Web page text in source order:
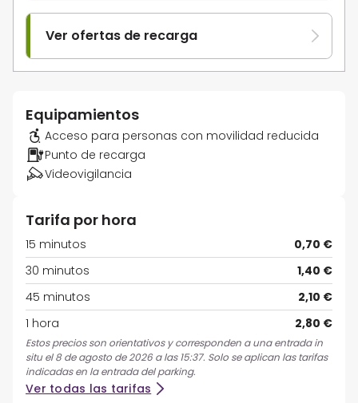
Ver ofertas de recarga
Equipamientos
Acceso para personas con movilidad reducida
Punto de recarga
Videovigilancia
Tarifa por hora
15 minutos
0,70 €
30 minutos
1,40 €
45 minutos
2,10 €
1 hora
2,80 €
Estos precios son orientativos y corresponden a una entrada in
situ el 8 de agosto de 2026 a las 15:37. Solo se aplican las tarifas
indicadas en la entrada del parking.
Ver todas las tarifas